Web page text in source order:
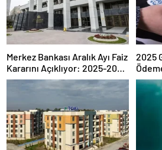
Merkez Bankası Aralık Ayı Faiz
Kararını Açıklıyor: 2025-2026
Takvimi
2025